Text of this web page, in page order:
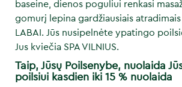
baseine, dienos poguliui renkasi
gomurį lepina gardžiausiais
LABAI. Jūs nusipelnėte ypatingo
Jus kviečia SPA VILNIUS.
Taip, Jūsų Poilsenybe, nuolaida
poilsiui kasdien iki 15 % nuolaida